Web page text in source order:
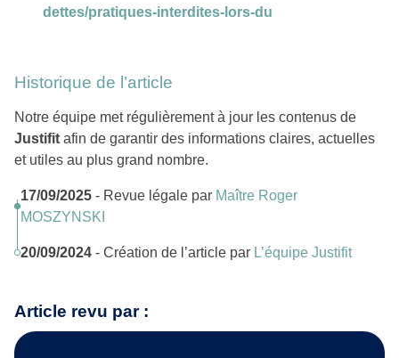
dettes/pratiques-interdites-lors-du
Historique de l’article
Notre équipe met régulièrement à jour les contenus de
Justifit afin de garantir des informations claires, actuelles
et utiles au plus grand nombre.
17/09/2025 - Revue légale par Maître Roger
MOSZYNSKI
20/09/2024 - Création de l’article par L’équipe Justifit
Article revu par :